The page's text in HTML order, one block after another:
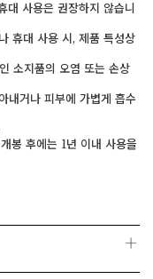
대 사용은 권장하지 않습니
휴대 사용 시, 제품 특성상
소지품의 오염 또는 손상
내거나 피부에 가볍게 흡수
봉 후에는 1년 이내 사용을